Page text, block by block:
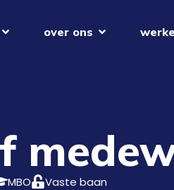
over ons
MBO Vaste baan